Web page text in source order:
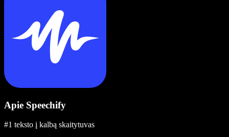
Apie Speechify
#1 teksto į kalbą skaitytuvas